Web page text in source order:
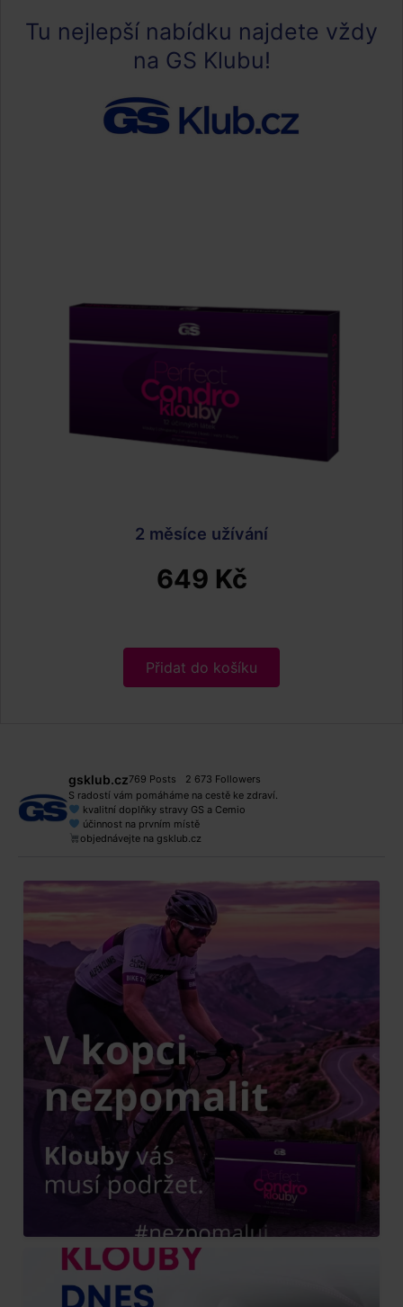
Tu nejlepší nabídku najdete vždy
na GS Klubu!
2 měsíce užívání
649 Kč
Přidat do košíku
gsklub.cz769 Posts
2 673 Followers
S radostí vám pomáháme na cestě ke zdraví.
kvalitní doplňky stravy GS a Cemio
účinnost na prvním místě
objednávejte na gsklub.cz
Kopce prověří každého. �Zpomaluje vás
0 0